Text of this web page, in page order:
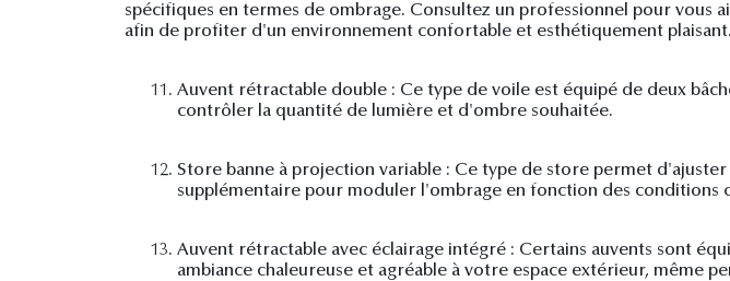
spécifiques en termes de ombrage. Consultez un professionnel pour
afin de profiter d'un environnement confortable et esthétiquement plaisant.
11. Auvent rétractable double : Ce type de voile est équipé de deux
contrôler la quantité de lumière et d'ombre souhaitée.
12. Store banne à projection variable : Ce type de store permet
supplémentaire pour moduler l'ombrage en fonction des conditions
13. Auvent rétractable avec éclairage intégré : Certains auvents sont
ambiance chaleureuse et agréable à votre espace extérieur, même